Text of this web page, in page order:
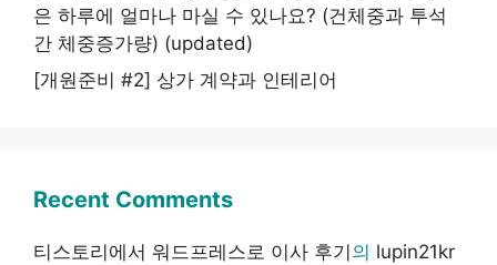
은 하루에 얼마나 마실 수 있나요? (건체중과 투석
간 체중증가량) (updated)
[개원준비 #2] 상가 계약과 인테리어
Recent Comments
티스토리에서 워드프레스로 이사 후기 의 lupin21kr